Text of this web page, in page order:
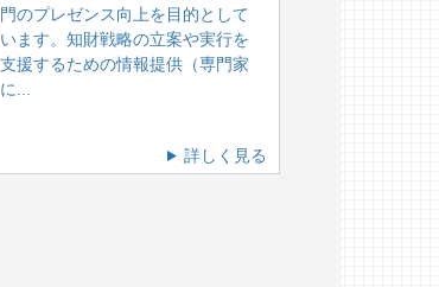
門のプレゼンス向上を目的として
います。知財戦略の立案や実行を
支援するための情報提供（専門家
に...
詳しく見る